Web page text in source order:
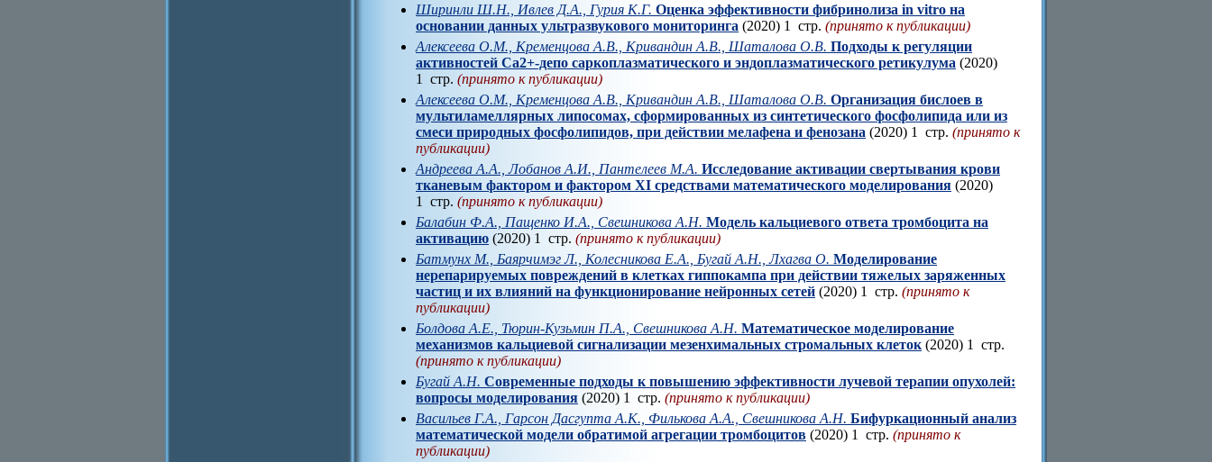
Ширинли Ш.Н., Ивлев Д.А., Гурия К.Г. Оценка эффективности фибринолиза in vitro на
основании данных ультразвукового мониторинга (2020) 1 стр. (принято к публикации)
Алексеева О.М., Кременцова А.В., Кривандин А.В., Шаталова О.В. Подходы к регуляции
активностей Са2+-депо саркоплазматического и эндоплазматического ретикулума (2020)
1 стр. (принято к публикации)
Алексеева О.М., Кременцова А.В., Кривандин А.В., Шаталова О.В. Организация бислоев в
мультиламеллярных липосомах, сформированных из синтетического фосфолипида или из
смеси природных фосфолипидов, при действии мелафена и фенозана (2020) 1 стр. (принято к
публикации)
Андреева А.А., Лобанов А.И., Пантелеев М.А. Исследование активации свертывания крови
тканевым фактором и фактором XI средствами математического моделирования (2020)
1 стр. (принято к публикации)
Балабин Ф.А., Пащенко И.А., Свешникова А.Н. Модель кальциевого ответа тромбоцита на
активацию (2020) 1 стр. (принято к публикации)
Батмунх М., Баярчимэг Л., Колесникова Е.А., Бугай А.Н., Лхагва О. Моделирование
нерепарируемых повреждений в клетках гиппокампа при действии тяжелых заряженных
частиц и их влияний на функционирование нейронных сетей (2020) 1 стр. (принято к
публикации)
Болдова А.Е., Тюрин-Кузьмин П.А., Свешникова А.Н. Математическое моделирование
механизмов кальциевой сигнализации мезенхимальных стромальных клеток (2020) 1 стр.
(принято к публикации)
Бугай А.Н. Современные подходы к повышению эффективности лучевой терапии опухолей:
вопросы моделирования (2020) 1 стр. (принято к публикации)
Васильев Г.А., Гарсон Дасгупта А.К., Филькова А.А., Свешникова А.Н. Бифуркационный анализ
математической модели обратимой агрегации тромбоцитов (2020) 1 стр. (принято к
публикации)